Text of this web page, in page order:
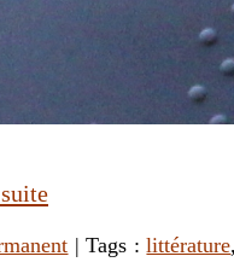
| Tags :littérature